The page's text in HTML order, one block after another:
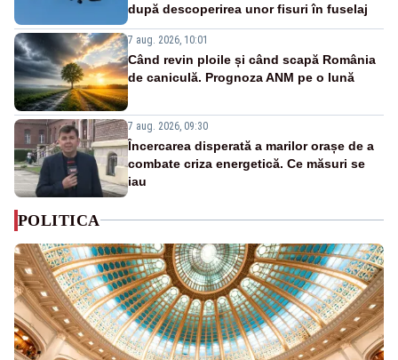
după descoperirea unor fisuri în fuselaj
7 aug. 2026, 10:01
Când revin ploile și când scapă România
de caniculă. Prognoza ANM pe o lună
7 aug. 2026, 09:30
Încercarea disperată a marilor orașe de a
combate criza energetică. Ce măsuri se
iau
POLITICA